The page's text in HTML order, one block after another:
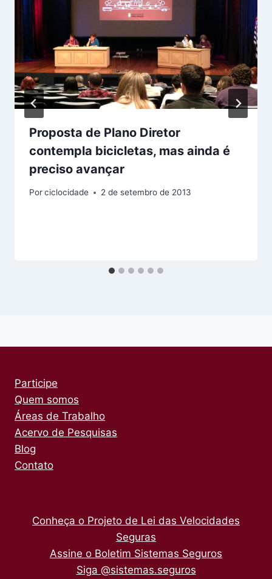
Proposta de Plano Diretor
contempla bicicletas, mas ainda é
preciso avançar
Porciclocidade 2 de setembro de 2013
Participe
Quem somos
Áreas de Trabalho
Acervo de Pesquisas
Blog
Contato
Conheça o Projeto de Lei das Velocidades
Seguras
Assine o Boletim Sistemas Seguros
Siga @sistemas.seguros